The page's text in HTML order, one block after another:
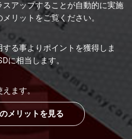
アップすることが自動的に実施
リットをご覧ください。
る事よりポイントを獲得しま
に相当します。
ます。
メリットを見る